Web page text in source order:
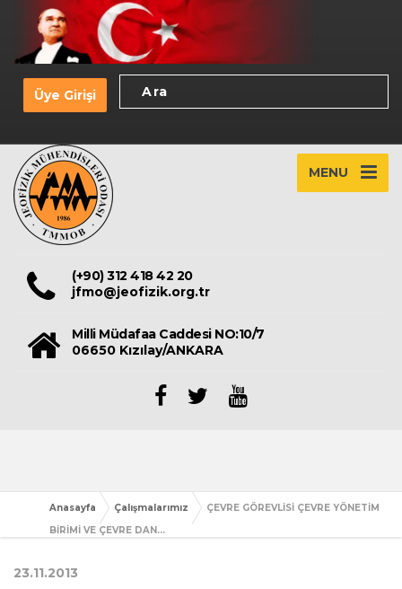
Üye Girişi
MENU
(+90) 312 418 42 20
jfmo@jeofizik.org.tr
Milli Müdafaa Caddesi NO:10/7
06650 Kızılay/ANKARA
Anasayfa Çalışmalarımız
ÇEVRE GÖREVLİSİ ÇEVRE YÖNETİM
BİRİMİ VE ÇEVRE DAN...
23.11.2013